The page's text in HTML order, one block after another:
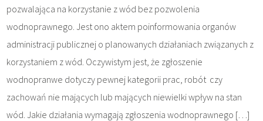
pozwalająca na korzystanie z wód bez pozwolenia
wodnoprawnego. Jest ono aktem poinformowania organów
administracji publicznej o planowanych działaniach związanych z
korzystaniem z wód. Oczywistym jest, że zgłoszenie
wodnopranwe dotyczy pewnej kategorii prac, robót czy
zachowań nie mających lub mających niewielki wpływ na stan
wód. Jakie działania wymagają zgłoszenia wodnoprawnego […]